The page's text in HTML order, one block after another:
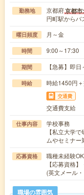
勤務地 京都府京都
円町駅から
曜日頻度 月～金
時間 9:00～17:30
期間 【急募】即
時給 時給1450円
交通費
交通費支給
仕事内容
学校事務
【私立大学
ムやセミナ
応募資格
職種未経験
【応募資格
(英文メール
職場の雰囲気